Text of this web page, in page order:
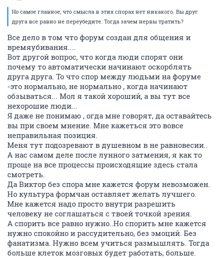
Но самое главное, что смысла в этих спорах нет никакого. Вы друг
друга все равно не переубедите. Тогда зачем нервы тратить?
Все дело в том что форум создан для общения и
времяубивания....
Вот другой вопрос, что когда люди спорят они
почему то автоматически начинают оскорблять
друга друга. То что спор между людьми на форуме
-это нормально, не нормально , когда начинают
обзываться... Мол я такой хороший, а вы тут все
нехорошие люди...
Я даже не понимаю , огда мне говорят, да оставайтесь
вы при своем мнение. Мне кажеться это вовсе
неправильная позиция.
Меня тут подозревают в душевном в не равновесии..
А нас самом деле после лунного затмения, я как то
проще на все процессы происходящие здесь стала
смотреть.
Да Виктор без спора мне кажется форум невозможен.
Но культура формчан оставляет желать лучшего.
Мне кажется надо просто внутри разрешить
человеку не соглашаться с твоей точкой зрения.
А спорить все равно нужно..Но спорить мне кажется
нужно спокойно и рассудительно, без эмоций. Без
фанатизма. Нужно всем учиться размышлять. Тогда
больше клеток мозговых будет работать, больше.